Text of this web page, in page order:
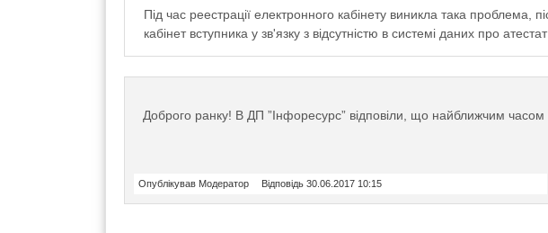
Під час реестрації електронного кабінету виникла така
кабінет вступника у зв'язку з відсутністю в системі даних про
Доброго ранку! В ДП ”Інфоресурс” відповіли, що найближчим часом
Опублікував Модератор Відповідь 30.06.2017 10:15